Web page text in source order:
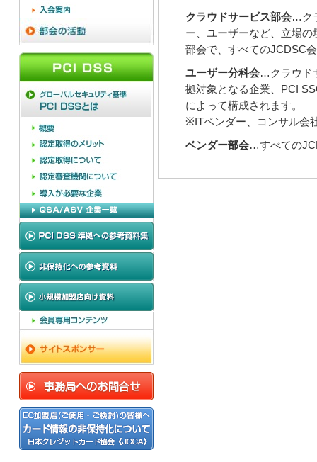
クラウドサービス部会…ク
ー、ユーザーなど、立場
部会で、すべてのJCDSC
ユーザー分科会…クラウド
拠対象となる企業、PCI
によって構成されます。
※ITベンダー、コンサル会
ベンダー部会…すべての